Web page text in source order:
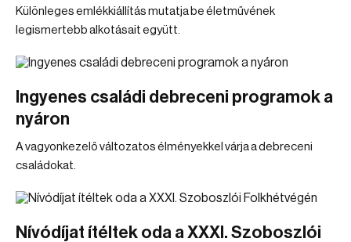
Különleges emlékkiállítás mutatja be életművének
legismertebb alkotásait együtt.
Ingyenes családi debreceni programok a
nyáron
A vagyonkezelő változatos élményekkel várja a debreceni
családokat.
Nívódíjat ítéltek oda a XXXI. Szoboszlói